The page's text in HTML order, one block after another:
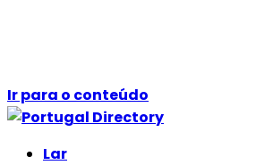
Ir para o conteúdo
Lar